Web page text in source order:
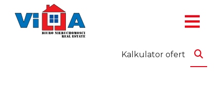
Kalkulator ofert